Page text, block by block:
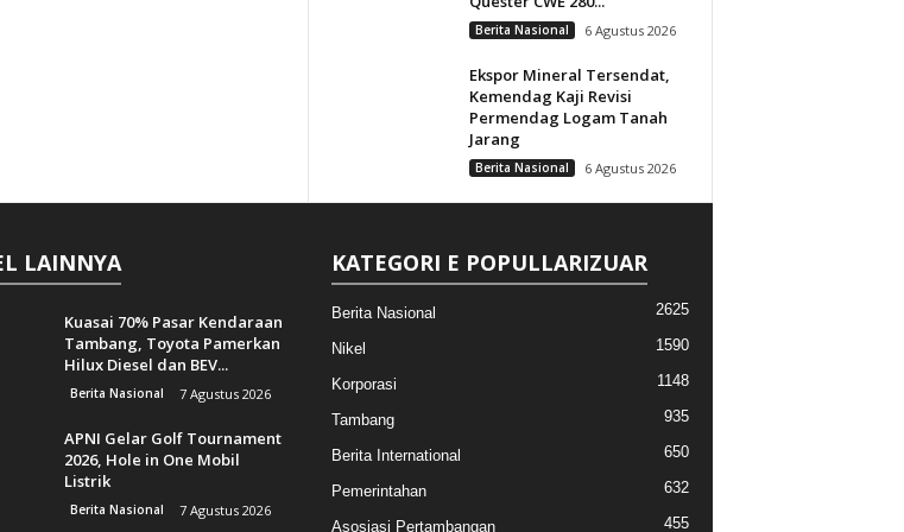
Berita Nasional 6 Agustus 2026
Ekspor Mineral Tersendat,
Kemendag Kaji Revisi
Permendag Logam Tanah
Jarang
Berita Nasional 6 Agustus 2026
LAINNYA
Kuasai 70% Pasar Kendaraan
Tambang, Toyota Pamerkan
Hilux Diesel dan BEV...
Berita Nasional 7 Agustus 2026
APNI Gelar Golf Tournament
2026, Hole in One Mobil
Listrik
Berita Nasional 7 Agustus 2026
KATEGORI E POPULLARIZUAR
Berita Nasional 2625
Nikel 1590
Korporasi 1148
Tambang 935
Berita International 650
Pemerintahan 632
Asosiasi Pertambangan 455